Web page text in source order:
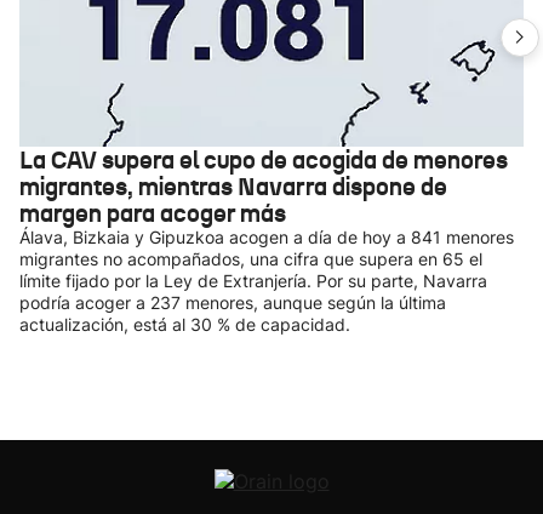
La CAV supera el cupo de acogida de menores
migrantes, mientras Navarra dispone de
margen para acoger más
Álava, Bizkaia y Gipuzkoa acogen a día de hoy a 841 menores
migrantes no acompañados, una cifra que supera en 65 el
límite fijado por la Ley de Extranjería. Por su parte, Navarra
podría acoger a 237 menores, aunque según la última
actualización, está al 30 % de capacidad.